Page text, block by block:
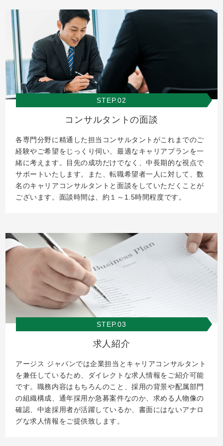
STEP.02
コンサルタントの面談
各専門分野に精通した担当コンサルタントがこれまでのご
経験やご希望をじっくり伺い、最適なキャリアプランを一
緒に考えます。目先の成功だけでなく、中長期的な視点で
サポートいたします。また、転職希望者一人に対して、数
名のキャリアコンサルタントと面談をしていただくことが
ございます。面談時間は、約１～1.5時間程度です。
STEP.03
求人紹介
アージス ジャパンでは企業担当とキャリアコンサルタント
を兼任しているため、ダイレクトな求人情報をご紹介可能
です。職務内容はもちろんのこと、採用の背景や配属部門
の組織構成、通年採用か急募案件なのか、求める人物像の
確認、中途採用者が活躍しているか、書面にはないアナロ
グな求人情報をご提供致します。